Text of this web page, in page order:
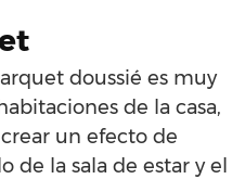
doussié es muy
de la casa,
un efecto de
de la sala de estar y el